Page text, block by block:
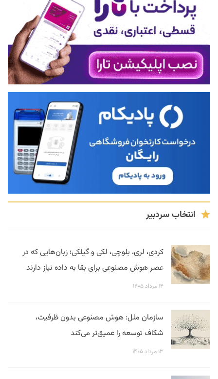
انتخاب سردبیر
کردی، لری، بلوچی، لکی و گیلکی؛ زبان‌هایی که در
عصر هوش مصنوعی برای بقا به داده نیاز دارند
۱۴ مرداد ۱۴۰۵
سازمان ملل: هوش مصنوعی بدون ظرفیت،
شکاف توسعه را عمیق‌تر می‌کند
۱۳ مرداد ۱۴۰۵